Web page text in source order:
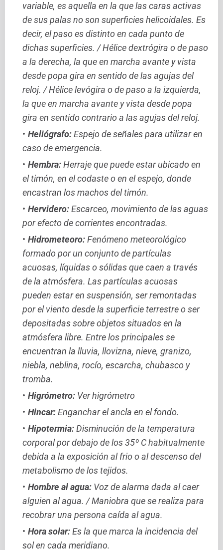
variable, es aquella en la que las caras activas
de sus palas no son superficies helicoidales. Es
decir, el paso es distinto en cada punto de
dichas superficies. / Hélice dextrógira o de paso
a la derecha, la que en marcha avante y vista
desde popa gira en sentido de las agujas del
reloj. / Hélice levógira o de paso a la izquierda,
la que en marcha avante y vista desde popa
gira en sentido contrario a las agujas del reloj.
Heliógrafo:Espejo de señales para utilizar en
caso de emergencia.
Hembra:Herraje que puede estar ubicado en
el timón, en el codaste o en el espejo, donde
encastran los machos del timón.
Hervidero:Escarceo, movimiento de las aguas
por efecto de corrientes encontradas.
Hidrometeoro:Fenómeno meteorológico
formado por un conjunto de partículas
acuosas, líquidas o sólidas que caen a través
de la atmósfera. Las partículas acuosas
pueden estar en suspensión, ser remontadas
por el viento desde la superficie terrestre o ser
depositadas sobre objetos situados en la
atmósfera libre. Entre los principales se
encuentran la lluvia, llovizna, nieve, granizo,
niebla, neblina, rocío, escarcha, chubasco y
tromba.
Higrómetro: Ver higrómetro
Hincar:Enganchar el ancla en el fondo.
Hipotermia:Disminución de la temperatura
corporal por debajo de los 35º C habitualmente
debida a la exposición al frio o al descenso del
metabolismo de los tejidos.
Hombre al agua: Voz de alarma dada al caer
alguien al agua. / Maniobra que se realiza para
recobrar una persona caída al agua.
Hora solar:Es la que marca la incidencia del
sol en cada meridiano.